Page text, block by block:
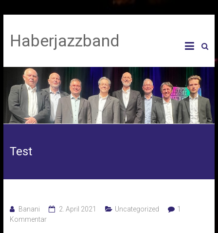
Haberjazzband
Test
Banani 2. April 2021 Uncategorized
1
Kommentar